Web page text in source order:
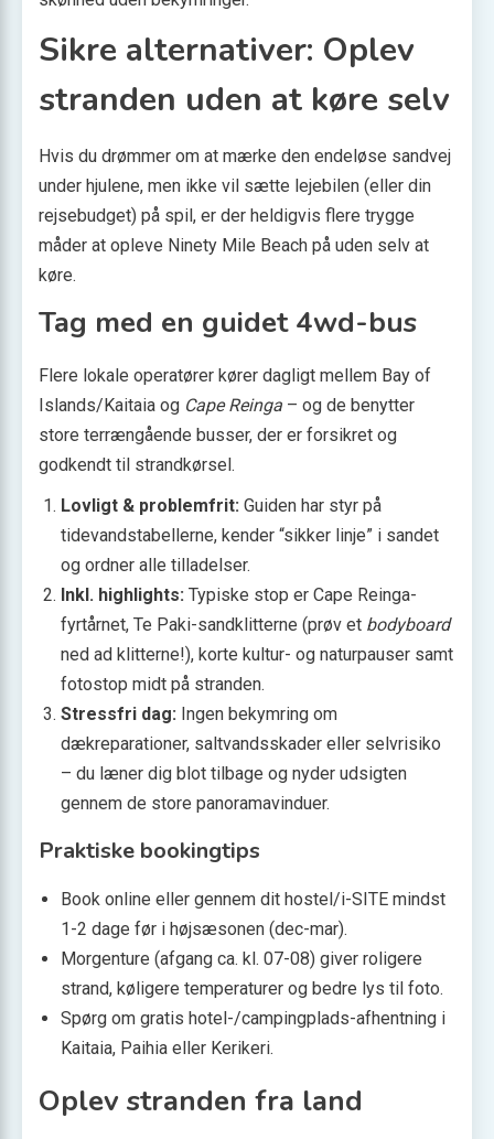
Sikre alternativer: Oplev
stranden uden at køre selv
Hvis du drømmer om at mærke den endeløse sandvej
under hjulene, men ikke vil sætte lejebilen (eller din
rejsebudget) på spil, er der heldigvis flere trygge
måder at opleve Ninety Mile Beach på uden selv at
køre.
Tag med en guidet 4wd-bus
Flere lokale operatører kører dagligt mellem Bay of
Islands/Kaitaia og Cape Reinga – og de benytter
store terrængående busser, der er forsikret og
godkendt til strandkørsel.
Lovligt & problemfrit: Guiden har styr på
tidevandstabellerne, kender “sikker linje” i sandet
og ordner alle tilladelser.
Inkl. highlights: Typiske stop er Cape Reinga-
fyrtårnet, Te Paki-sandklitterne (prøv et bodyboard
ned ad klitterne!), korte kultur- og naturpauser samt
fotostop midt på stranden.
Stressfri dag: Ingen bekymring om
dækreparationer, saltvandsskader eller selvrisiko
– du læner dig blot tilbage og nyder udsigten
gennem de store panoramavinduer.
Praktiske bookingtips
Book online eller gennem dit hostel/i-SITE mindst
1-2 dage før i højsæsonen (dec-mar).
Morgenture (afgang ca. kl. 07-08) giver roligere
strand, køligere temperaturer og bedre lys til foto.
Spørg om gratis hotel-/campingplads-afhentning i
Kaitaia, Paihia eller Kerikeri.
Oplev stranden fra land